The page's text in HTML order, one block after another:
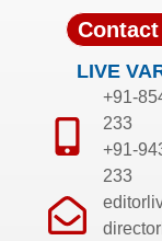
LIVE
+91-
233
+91-
233